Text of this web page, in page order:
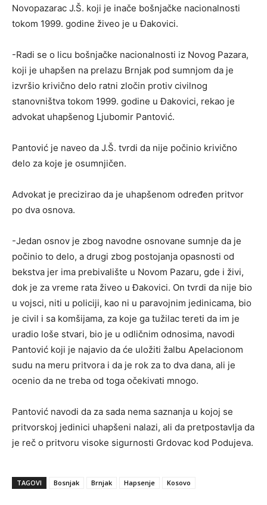
Novopazarac J.Š. koji je inače bošnjačke nacionalnosti
tokom 1999. godine živeo je u Đakovici.
-Radi se o licu bošnjačke nacionalnosti iz Novog Pazara,
koji je uhapšen na prelazu Brnjak pod sumnjom da je
izvršio krivično delo ratni zločin protiv civilnog
stanovništva tokom 1999. godine u Đakovici, rekao je
advokat uhapšenog Ljubomir Pantović.
Pantović je naveo da J.Š. tvrdi da nije počinio krivično
delo za koje je osumnjičen.
Advokat je precizirao da je uhapšenom određen pritvor
po dva osnova.
-Jedan osnov je zbog navodne osnovane sumnje da je
počinio to delo, a drugi zbog postojanja opasnosti od
bekstva jer ima prebivalište u Novom Pazaru, gde i živi,
dok je za vreme rata živeo u Đakovici. On tvrdi da nije bio
u vojsci, niti u policiji, kao ni u paravojnim jedinicama, bio
je civil i sa komšijama, za koje ga tužilac tereti da im je
uradio loše stvari, bio je u odličnim odnosima, navodi
Pantović koji je najavio da će uložiti žalbu Apelacionom
sudu na meru pritvora i da je rok za to dva dana, ali je
ocenio da ne treba od toga očekivati mnogo.
Pantović navodi da za sada nema saznanja u kojoj se
pritvorskoj jedinici uhapšeni nalazi, ali da pretpostavlja da
je reč o pritvoru visoke sigurnosti Grdovac kod Podujeva.
TAGOVI Bosnjak Brnjak Hapsenje Kosovo